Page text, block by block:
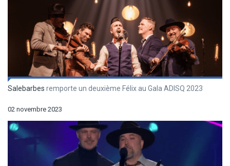
Salebarbes remporte un deuxième Félix au Gala ADISQ 2023
02 novembre 2023